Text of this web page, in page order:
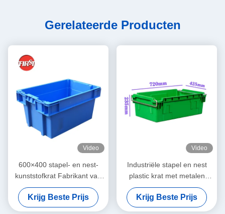
Gerelateerde Producten
Video
600×400 stapel- en nest-
kunststofkrat Fabrikant van
stevige kunststof
opslagkratten voor zwaar
gebruik
Krijg Beste Prijs
Video
Industriële stapel en nest
plastic krat met metalen
schommelarmen 45L PP
opslag krat
720×425×235mm OEM-
Krijg Beste Prijs